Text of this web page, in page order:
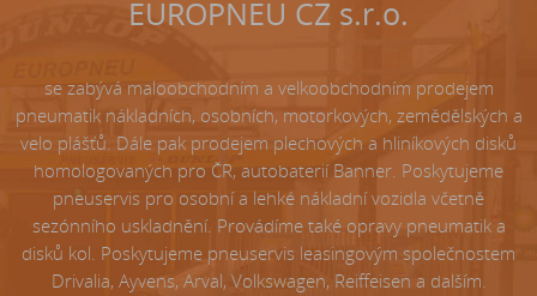
EUROPNEU CZ s.r.o.
se zabývá maloobchodním a velkoobchodním prodejem
pneumatik nákladních, osobních, motorkových, zemědělských a
velo plášťů. Dále pak prodejem plechových a hliníkových disků
homologovaných pro ČR, autobaterií Banner. Poskytujeme
pneuservis pro osobní a lehké nákladní vozidla včetně
sezónního uskladnění. Provádíme také opravy pneumatik a
disků kol. Poskytujeme pneuservis leasingovým společnostem
Drivalia, Ayvens, Arval, Volkswagen, Reiffeisen a dalším.